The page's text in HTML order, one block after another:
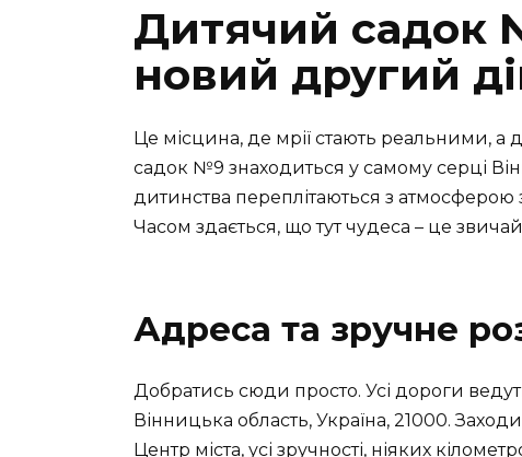
Дитячий садок
новий другий
Це місцина, де мрії стають реальними, а
садок №9 знаходиться у самому серці
дитинства переплітаються з
Часом здається, що тут чудеса – це
Адреса та зручне
Добратись сюди просто. Усі дороги
Вінницька область, Україна, 21000.
Центр міста, усі зручності, ніяких